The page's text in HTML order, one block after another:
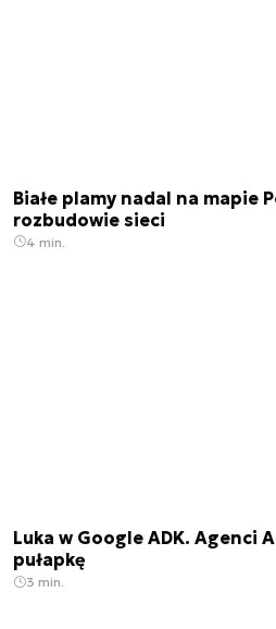
Białe plamy nadal na mapie
rozbudowie sieci
4 min.
Luka w Google ADK. Agenci
pułapkę
3 min.